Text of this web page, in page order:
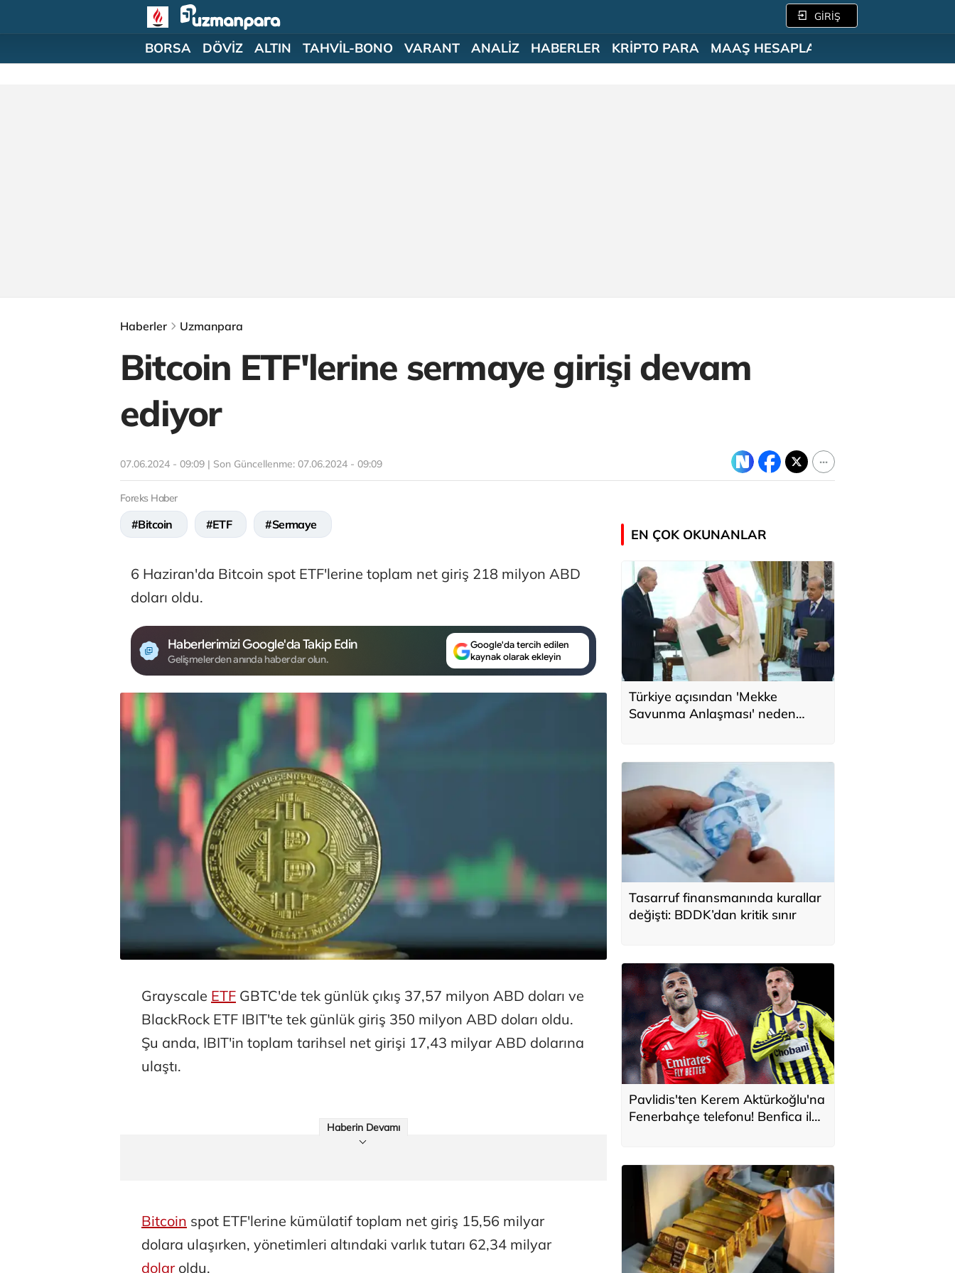
GİRİŞ
BORSA DÖVİZ ALTIN TAHVİL-BONO VARANT ANALİZ HABERLER KRİPTO PARA MAAŞ HESAPLAMA
Haberler Uzmanpara
Bitcoin ETF'lerine sermaye girişi devam
ediyor
07.06.2024 - 09:09 | Son Güncellenme: 07.06.2024 - 09:09
Foreks Haber
#Bitcoin #ETF #Sermaye
6 Haziran'da Bitcoin spot ETF'lerine toplam net giriş 218 milyon ABD
doları oldu.
Haberlerimizi Google'da Takip Edin
Gelişmelerden anında haberdar olun.
Google'da tercih edilen
kaynak olarak ekleyin
Grayscale ETF GBTC'de tek günlük çıkış 37,57 milyon ABD doları ve
BlackRock ETF IBIT'te tek günlük giriş 350 milyon ABD doları oldu.
Şu anda, IBIT'in toplam tarihsel net girişi 17,43 milyar ABD dolarına
ulaştı.
Haberin Devamı
Bitcoin spot ETF'lerine kümülatif toplam net giriş 15,56 milyar
dolara ulaşırken, yönetimleri altındaki varlık tutarı 62,34 milyar
dolaroldu.
EN ÇOK OKUNANLAR
Türkiye açısından 'Mekke
Savunma Anlaşması' neden
Tasarruf finansmanında kurallar
değişti: BDDK’dan kritik sınır
Pavlidis'ten Kerem Aktürkoğlu'na
Fenerbahçe telefonu! Benfica ile